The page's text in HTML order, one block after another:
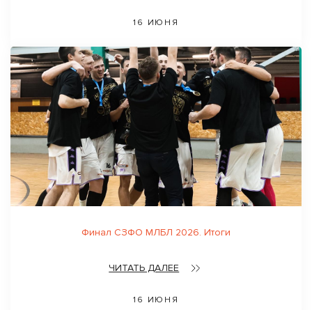
16 ИЮНЯ
Финал СЗФО МЛБЛ 2026. Итоги
ЧИТАТЬ ДАЛЕЕ
16 ИЮНЯ